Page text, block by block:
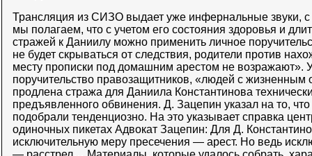
Трансляция из СИЗО выдает уже инфернальные звуки,
мы полагаем, что с учетом его состояния здоровья и
стражей к Даниилу можно применить личное
не будет скрываться от следствия, родители против
месту прописки под домашним арестом не возражают».
поручительство правозащитников, «людей с
продлена стража для Даниила Константинова
предъявленного обвинения. Д. Зацепин указал на то,
подобрали тенденциозно. На это указывает справка
одиночных пикетах Адвокат Зацепин: Для Д.
исключительную меру пресечения — арест. Но ведь